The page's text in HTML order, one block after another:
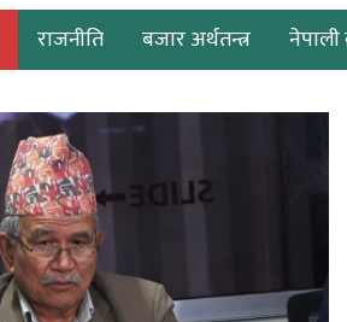
राजनीति बजार अर्थतन्त्र नेपाली